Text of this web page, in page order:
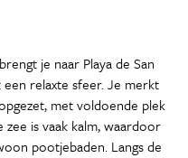
je naar Playa de San
relaxte sfeer. Je merkt
met voldoende plek
is vaak kalm, waardoor
pootjebaden. Langs de